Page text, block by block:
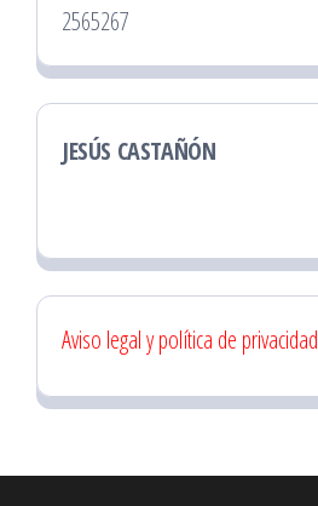
2565267
JESÚS CASTAÑÓN
Aviso legal y política de privacidad